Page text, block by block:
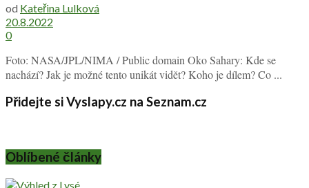
od Kateřina Lulková
20.8.2022
0
Foto: NASA/JPL/NIMA / Public domain Oko Sahary: Kde se
nachází? Jak je možné tento unikát vidět? Koho je dílem? Co ...
Přidejte si Vyslapy.cz na Seznam.cz
Oblíbené články